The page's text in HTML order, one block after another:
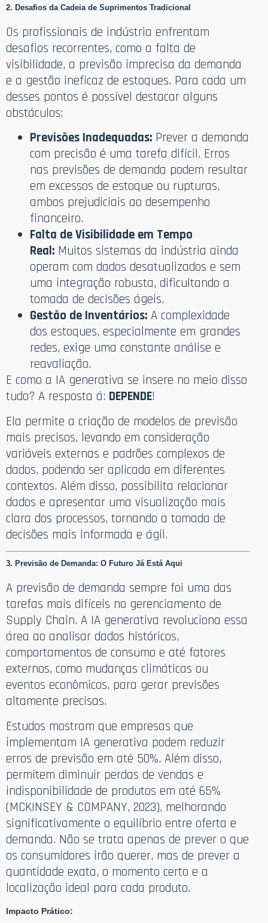
2. Desafios da Cadeia de Suprimentos Tradicional
Os profissionais de indústria enfrentam
desafios recorrentes, como a falta de
visibilidade, a previsão imprecisa da demanda
e a gestão ineficaz de estoques. Para cada um
desses pontos é possível destacar alguns
obstáculos:
Previsões Inadequadas: Prever a demanda
com precisão é uma tarefa difícil. Erros
nas previsões de demanda podem resultar
em excessos de estoque ou rupturas,
ambos prejudiciais ao desempenho
financeiro.
Falta de Visibilidade em Tempo
Real: Muitos sistemas da indústria ainda
operam com dados desatualizados e sem
uma integração robusta, dificultando a
tomada de decisões ágeis.
Gestão de Inventários: A complexidade
dos estoques, especialmente em grandes
redes, exige uma constante análise e
reavaliação.
E como a IA generativa se insere no meio disso
tudo? A resposta á: DEPENDE!
Ela permite a criação de modelos de previsão
mais precisos, levando em consideração
variáveis externas e padrões complexos de
dados, podendo ser aplicada em diferentes
contextos. Além disso, possibilita relacionar
dados e apresentar uma visualização mais
clara dos processos, tornando a tomada de
decisões mais informada e ágil.
3. Previsão de Demanda: O Futuro Já Está Aqui
A previsão de demanda sempre foi uma das
tarefas mais difíceis no gerenciamento de
Supply Chain. A IA generativa revoluciona essa
área ao analisar dados históricos,
comportamentos de consumo e até fatores
externos, como mudanças climáticas ou
eventos econômicos, para gerar previsões
altamente precisas.
Estudos mostram que empresas que
implementam IA generativa podem reduzir
erros de previsão em até 50%. Além disso,
permitem diminuir perdas de vendas e
indisponibilidade de produtos em até 65%
(MCKINSEY & COMPANY, 2023), melhorando
significativamente o equilíbrio entre oferta e
demanda. Não se trata apenas de prever o que
os consumidores irão querer, mas de prever a
quantidade exata, o momento certo e a
localização ideal para cada produto.
Impacto Prático: